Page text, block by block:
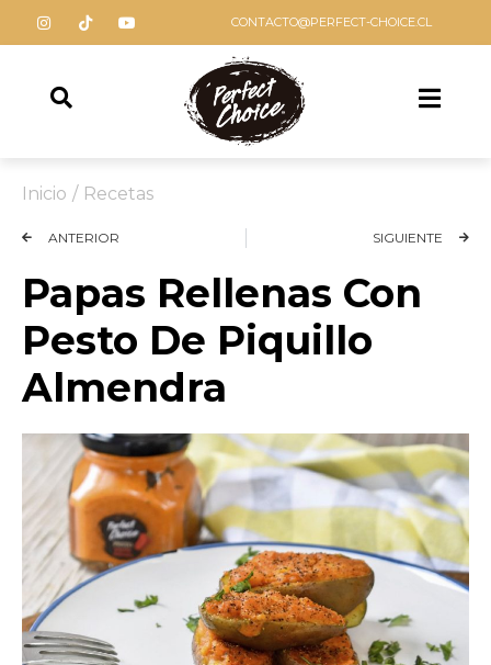
CONTACTO@PERFECT-CHOICE.CL
Inicio / Recetas
ANTERIOR SIGUIENTE
Papas Rellenas Con
Pesto De Piquillo
Almendra